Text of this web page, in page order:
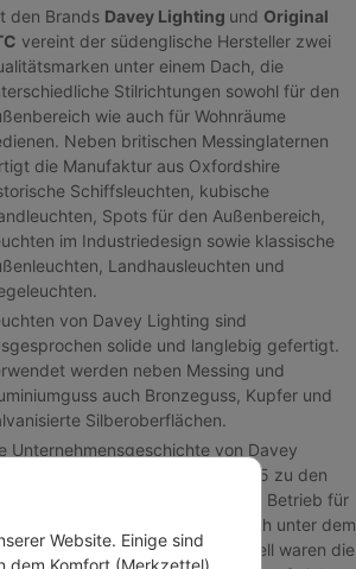
den Brands Davey Lighting und Original
vereint der südenglische Hersteller zwei
unter einem Dach, die
Stilrichtungen sowohl für den
wie auch für Wohnräume
Neben britischen Messinglaternen
die Manufaktur aus Oxfordshire
Schiffsleuchten, kubische
Spots für den Außenbereich,
im Industriedesign sowie klassische
Landhausleuchten und
von Davey Lighting sind
solide und langlebig gefertigt.
werden neben Messing und
auch Bronzeguss, Kupfer und
Silberoberflächen.
Unternehmensgeschichte von Davey
verweist in die Zeit um 1885 zu den
Westindien-Docks, als der Betrieb für
und Schiffsleuchten noch unter dem
Davey & Co fungierte. Schnell waren die
Website. Einige sind
dem Komfort (Merkzettel)